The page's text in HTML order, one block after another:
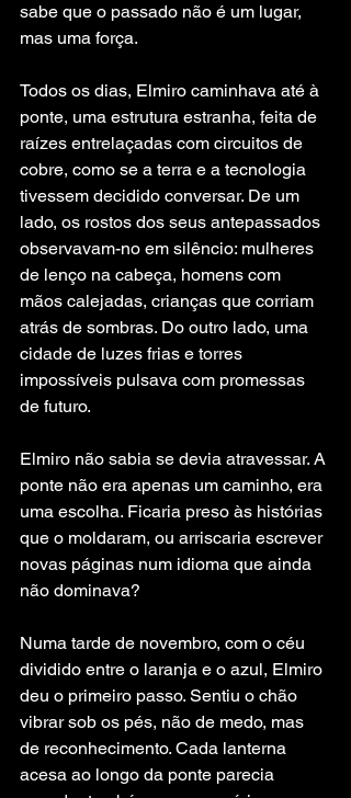
sabe que o passado não é um lugar,
mas uma força.
Todos os dias, Elmiro caminhava até à
ponte, uma estrutura estranha, feita de
raízes entrelaçadas com circuitos de
cobre, como se a terra e a tecnologia
tivessem decidido conversar. De um
lado, os rostos dos seus antepassados
observavam-no em silêncio: mulheres
de lenço na cabeça, homens com
mãos calejadas, crianças que corriam
atrás de sombras. Do outro lado, uma
cidade de luzes frias e torres
impossíveis pulsava com promessas
de futuro.
Elmiro não sabia se devia atravessar. A
ponte não era apenas um caminho, era
uma escolha. Ficaria preso às histórias
que o moldaram, ou arriscaria escrever
novas páginas num idioma que ainda
não dominava?
Numa tarde de novembro, com o céu
dividido entre o laranja e o azul, Elmiro
deu o primeiro passo. Sentiu o chão
vibrar sob os pés, não de medo, mas
de reconhecimento. Cada lanterna
acesa ao longo da ponte parecia